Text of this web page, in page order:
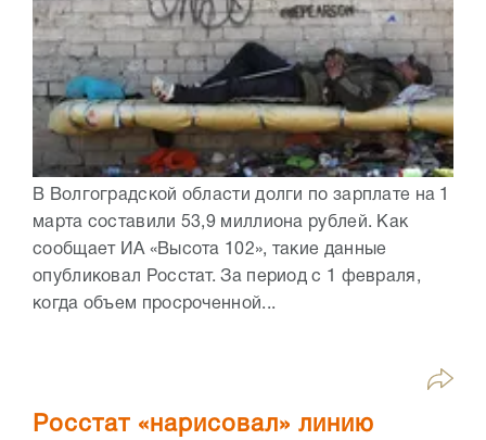
В Волгоградской области долги по зарплате на 1
марта составили 53,9 миллиона рублей. Как
сообщает ИА «Высота 102», такие данные
опубликовал Росстат. За период с 1 февраля,
когда объем просроченной...
Росстат «нарисовал» линию